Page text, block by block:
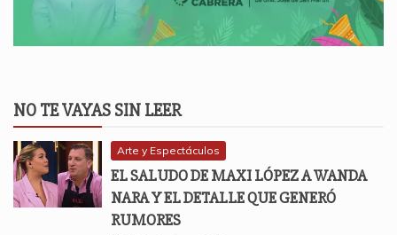
NO TE VAYAS SIN LEER
Arte y Espectáculos
EL SALUDO DE MAXI LÓPEZ A WANDA
NARA Y EL DETALLE QUE GENERÓ
RUMORES